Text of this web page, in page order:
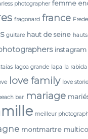
photographer femme
fragonard france
guitare haut de seine
instagram
lagoa grande lapa la rabida
love family love
bar mariage
meilleur
montmartre